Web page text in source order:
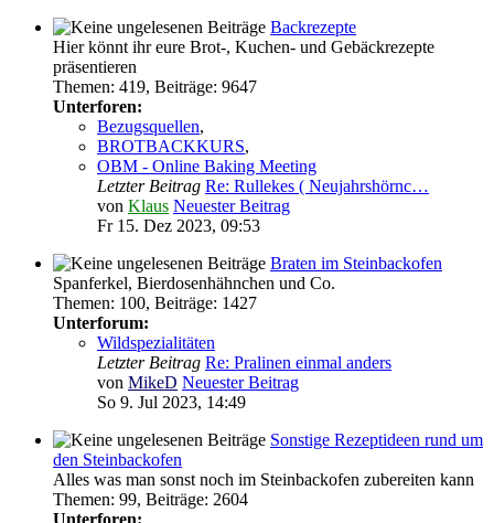
Backrezepte
Hier könnt ihr eure Brot-, Kuchen- und Gebäckrezepte
präsentieren
Themen: 419, Beiträge: 9647
Unterforen:
Bezugsquellen,
BROTBACKKURS,
OBM - Online Baking Meeting
Letzter Beitrag Re: Rullekes ( Neujahrshörnc…
von Klaus Neuester Beitrag
Fr 15. Dez 2023, 09:53
Braten im Steinbackofen
Spanferkel, Bierdosenhähnchen und Co.
Themen: 100, Beiträge: 1427
Unterforum:
Wildspezialitäten
Letzter Beitrag Re: Pralinen einmal anders
von MikeD Neuester Beitrag
So 9. Jul 2023, 14:49
Sonstige Rezeptideen rund um
den Steinbackofen
Alles was man sonst noch im Steinbackofen zubereiten kann
Themen: 99, Beiträge: 2604
Unterforen: